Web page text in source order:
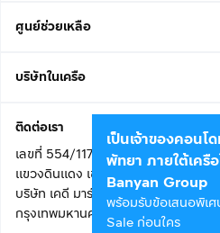
ศูนย์ช่วยเหลือ
บริษัทในเครือ
ติดต่อเรา
เลขที่ 554/117 อาคารสกายไนน์ เซ็น
แขวงดินแดง เขตดินแดง
บริษัท เคดี มาร์เก็ตเพลส จำกัด (สำนัก
กรุงเทพมหานคร 10400
เป็นเจ้าของคอนโด
พัทยา ภายใต้เครื
Banyan Group
พร้อมรับข้อเสนอพิเ
Sale ก่อนใคร